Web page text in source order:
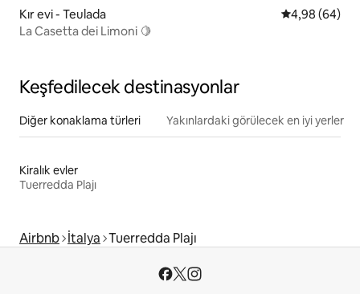
Kır evi - Teulada 5 üzerinden
4,98 (64)
La Casetta dei Limoni 🍋
Keşfedilecek destinasyonlar
Diğer konaklama türleri Yakınlardaki görülecek en iyi yerler
Kiralık evler
Tuerredda Plajı
Airbnb İtalya Tuerredda Plajı